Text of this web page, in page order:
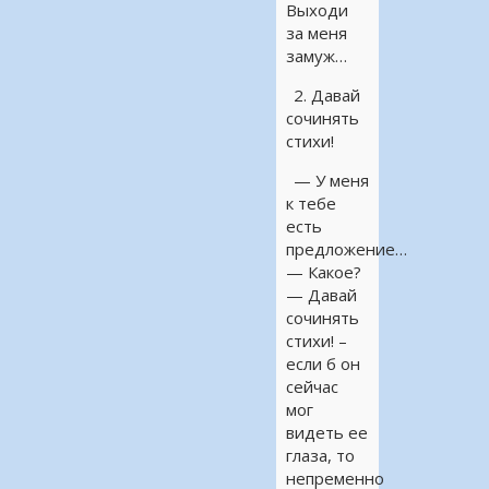
Выходи
за меня
замуж…
2. Давай
сочинять
стихи!
— У меня
к тебе
есть
предложение…
— Какое?
— Давай
сочинять
стихи! –
если б он
сейчас
мог
видеть ее
глаза, то
непременно